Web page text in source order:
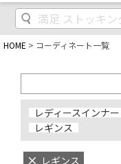
HOME コーディネート一覧
レディースインナー
レギンス
レギンス